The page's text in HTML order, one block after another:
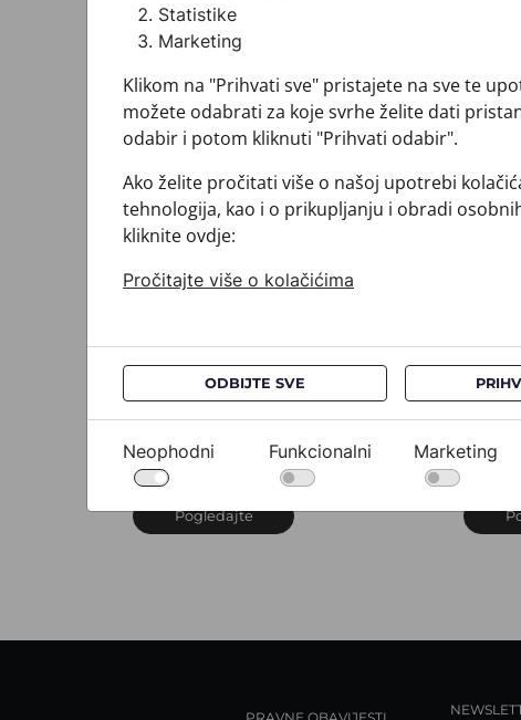
Kravata CROATA
AuHRum
010102-000012
532,00 €
Pogledajte
Statistike
Marketing
Klikom na "Prihvati sve" pristajete na sve te
možete odabrati za koje svrhe želite dati
odabir i potom kliknuti "Prihvati odabir".
Ako želite pročitati više o našoj upotrebi
tehnologija, kao i o prikupljanju i obradi
kliknite ovdje:
Pročitajte više o kolačićima
ODBIJTE SVE
Neophodni Funkcionalni Marketing